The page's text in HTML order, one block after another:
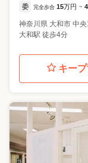
委 完全歩合 15万円 ~
神奈川県 大和市 中
大和駅 徒歩4分
キー